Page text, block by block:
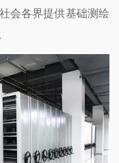
会各界提供基础测绘